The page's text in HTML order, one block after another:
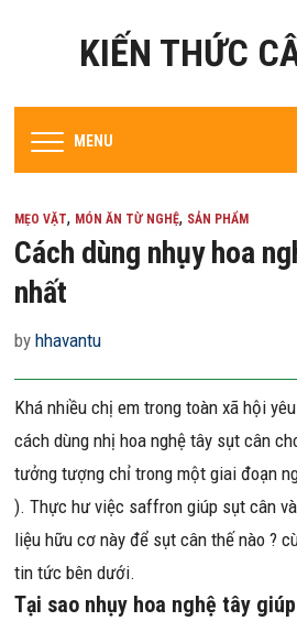
KIẾN THỨC
MENU
MẸO VẶT, MÓN ĂN TỪ NGHỆ, SẢN PHẨM
Cách dùng nhụy hoa
nhất
byhhavantu
Khá nhiều chị em trong toàn xã hội
cách dùng nhị hoa nghệ tây sụt cân
tưởng tượng chỉ trong một giai đoạn
). Thực hư việc saffron giúp sụt cân
liệu hữu cơ này để sụt cân thế nào ?
tin tức bên dưới.
Tại sao nhụy hoa nghệ tây